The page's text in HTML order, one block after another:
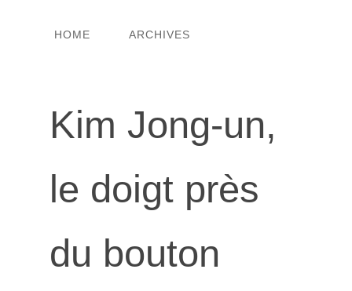
HOME ARCHIVES
Kim Jong-un,
le doigt près
du bouton